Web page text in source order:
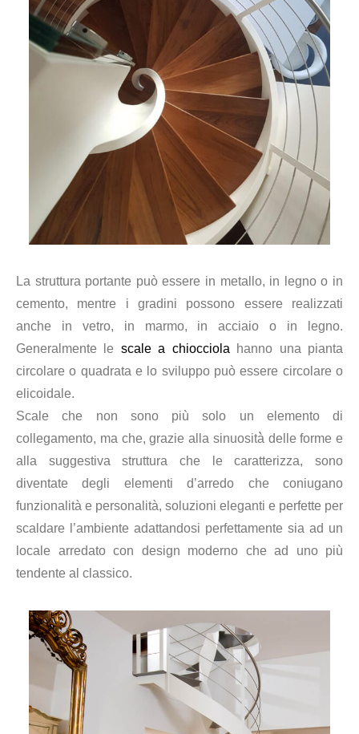
La struttura portante può essere in metallo, in legno o in
cemento, mentre i gradini possono essere realizzati
anche in vetro, in marmo, in acciaio o in legno.
Generalmente le scale a chiocciola hanno una pianta
circolare o quadrata e lo sviluppo può essere circolare o
elicoidale.
Scale che non sono più solo un elemento di
collegamento, ma che, grazie alla sinuosità̀ delle forme e
alla suggestiva struttura che le caratterizza, sono
diventate degli elementi d’arredo che coniugano
funzionalità e personalità, soluzioni eleganti e perfette per
scaldare l’ambiente adattandosi perfettamente sia ad un
locale arredato con design moderno che ad uno più
tendente al classico.